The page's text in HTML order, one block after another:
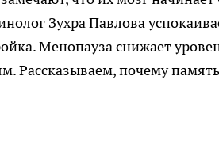
Зухра Павлова
Менопауза снижает
Рассказываем, почему